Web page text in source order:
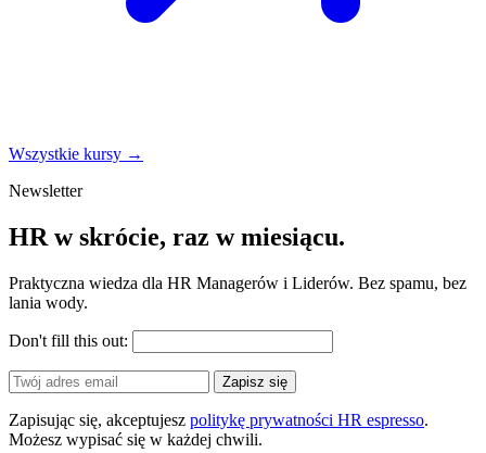
Wszystkie kursy →
Newsletter
HR w skrócie, raz w miesiącu.
Praktyczna wiedza dla HR Managerów i Liderów. Bez spamu, bez
lania wody.
Don't fill this out:
Zapisz się
Zapisując się, akceptujesz politykę prywatności HR espresso.
Możesz wypisać się w każdej chwili.